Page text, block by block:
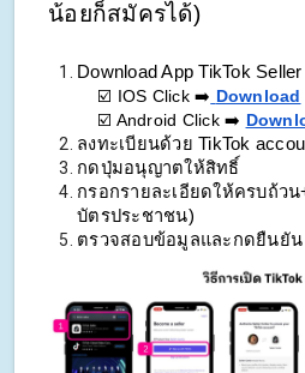
น้อยก็สมัครได้)
Download App TikTok Seller
☑️ IOS Click ➡️ Download
☑️ Android Click ➡️
ลงทะเบียนด้วย TikTok
กดปุ่มอนุญาตให้สิทธิ์
กรอกรายละเอียดให้ครบถ้วน
บัตรประชาชน)
ตรวจสอบข้อมูลและกดยืนยัน